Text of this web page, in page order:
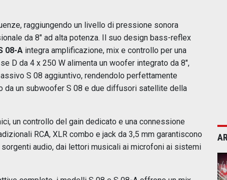
raggiungendo un livello di pressione sonora
da 8" ad alta potenza. Il suo design bass-reflex
08-A integra amplificazione, mix e controllo per una
D da 4 x 250 W alimenta un woofer integrato da 8",
S 08 aggiuntivo, rendendolo perfettamente
un subwoofer S 08 e due diffusori satellite della
un controllo del gain dedicato e una connessione
RCA, XLR combo e jack da 3,5 mm garantiscono
audio, dai lettori musicali ai microfoni ai sistemi